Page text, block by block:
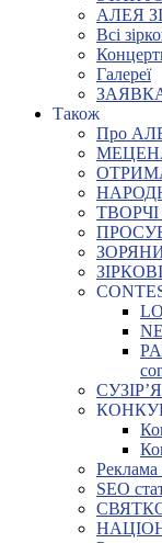
АЛЕЯ
Всі
Галереї
ЗАЯВКА
Також
Про
Реклама
SEO